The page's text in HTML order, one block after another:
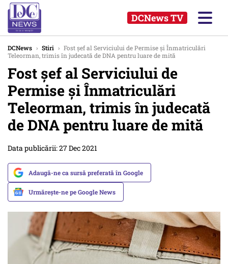
DCNews TV
DCNews › Stiri › Fost șef al Serviciului de Permise și Înmatriculări
Teleorman, trimis în judecată de DNA pentru luare de mită
Fost șef al Serviciului de
Permise și Înmatriculări
Teleorman, trimis în judecată
de DNA pentru luare de mită
Data publicării: 27 Dec 2021
Adaugă-ne ca sursă preferată în Google
Urmărește-ne pe Google News